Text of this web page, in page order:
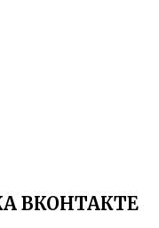
ВКОНТАКТЕ